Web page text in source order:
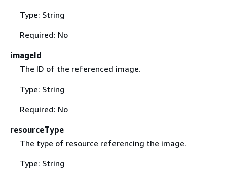
Type: String
Required: No
imageId
The ID of the referenced image.
Type: String
Required: No
resourceType
The type of resource referencing the image.
Type: String